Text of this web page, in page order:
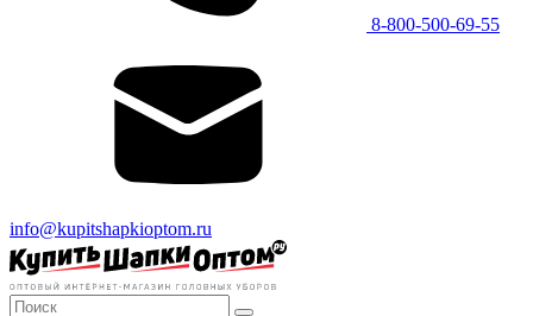
8-800-500-69-55
info@kupitshapkioptom.ru